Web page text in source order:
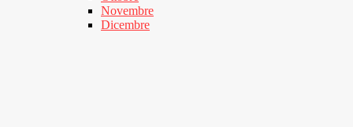
Novembre
Dicembre